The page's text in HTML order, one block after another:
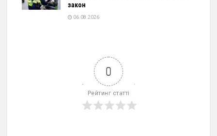
закон
06.08.2026
0
Рейтинг статті